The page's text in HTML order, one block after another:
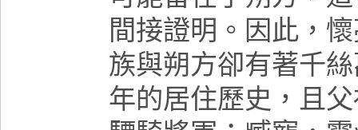
間接證明。因此，
族與朔方卻有著千
年的居住歷史，且